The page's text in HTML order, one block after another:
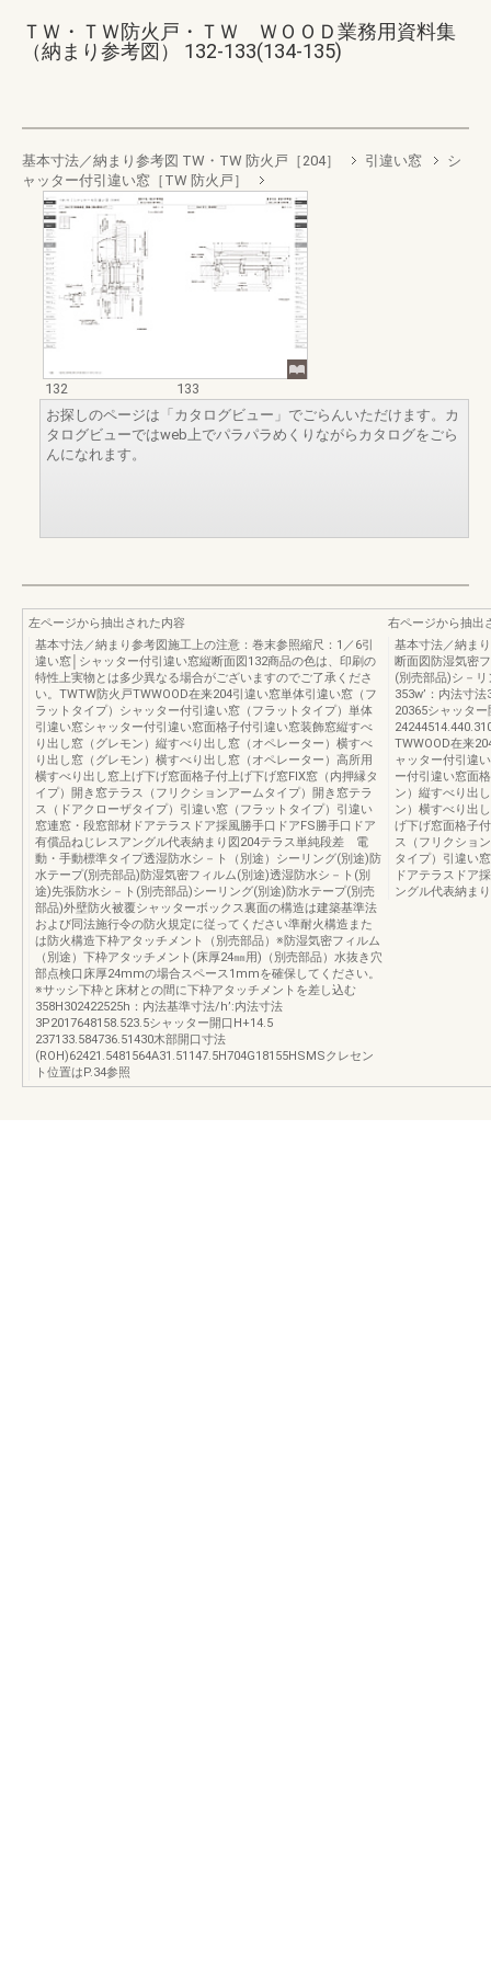
ＴＷ・ＴＷ防火戸・ＴＷ ＷＯＯＤ業務用資料集
（納まり参考図） 132-133(134-135)
基本寸法／納まり参考図 TW・TW 防火戸［204］ 引違い窓
シ
ャッター付引違い窓［TW 防火戸］
132
133
お探しのページは「カタログビュー」でごらんいただけます。カ
タログビューではweb上でパラパラめくりながらカタログをごら
んになれます。
左ページから抽出された内容
基本寸法／納まり参考図施工上の注意：巻末参照縮尺：1／6引
違い窓│シャッター付引違い窓縦断面図132商品の色は、印刷の
特性上実物とは多少異なる場合がございますのでご了承くださ
い。TWTW防火戸TWWOOD在来204引違い窓単体引違い窓（フ
ラットタイプ）シャッター付引違い窓（フラットタイプ）単体
引違い窓シャッター付引違い窓面格子付引違い窓装飾窓縦すべ
り出し窓（グレモン）縦すべり出し窓（オペレーター）横すべ
り出し窓（グレモン）横すべり出し窓（オペレーター）高所用
横すべり出し窓上げ下げ窓面格子付上げ下げ窓FIX窓（内押縁タ
イプ）開き窓テラス（フリクションアームタイプ）開き窓テラ
ス（ドアクローザタイプ）引違い窓（フラットタイプ）引違い
窓連窓・段窓部材ドアテラスドア採風勝手口ドアFS勝手口ドア
有償品ねじレスアングル代表納まり図204テラス単純段差 電
動・手動標準タイプ透湿防水シ－ト（別途）シーリング(別途)防
水テープ(別売部品)防湿気密フィルム(別途)透湿防水シ－ト(別
途)先張防水シ－ト(別売部品)シーリング(別途)防水テープ(別売
部品)外壁防火被覆シャッターボックス裏面の構造は建築基準法
および同法施行令の防火規定に従ってください準耐火構造また
は防火構造下枠アタッチメント（別売部品）※防湿気密フィルム
（別途）下枠アタッチメント(床厚24㎜用)（別売部品）水抜き穴
部点検口床厚24mmの場合スペース1mmを確保してください。
※サッシ下枠と床材との間に下枠アタッチメントを差し込む
358H302422525h：内法基準寸法/h’:内法寸法
3P2017648158.523.5シャッター開口H+14.5
237133.584736.51430木部開口寸法
(ROH)62421.5481564A31.51147.5H704G18155HSMSクレセン
ト位置はP.34参照
右ページから抽出
基本寸法／納ま
断面図防湿気密
(別売部品)シ－
353w’：内法寸
20365シャッタ
TWWOOD在来
ャッター付引違
ー付引違い窓面
ン）縦すべり出
ン）横すべり出
げ下げ窓面格子
ス（フリクショ
タイプ）引違い
ドアテラスドア
ングル代表納ま